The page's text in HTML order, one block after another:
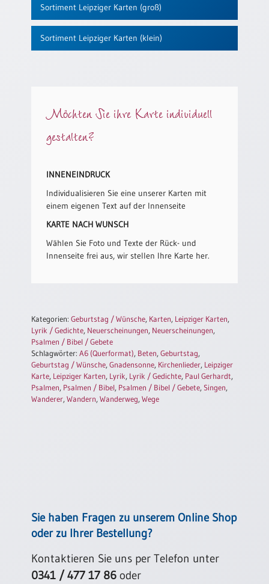
Eheschliessung
Hochzeitsjubiläum
Kirchen(wieder)eintritt
Urkunden
Poster
Neuerscheinungen
Einzelposter
Hefte
Jahreslosung
Broschüren
Urkundenscheine
Sortiment Leipziger Karten (groß)
Sortiment Leipziger Karten (klein)
Möchten Sie ihre Karte individuell
gestalten?
INNENEINDRUCK
Individualisieren Sie eine unserer Karten mit
einem eigenen Text auf der Innenseite
KARTE NACH WUNSCH
Wählen Sie Foto und Texte der Rück- und
Innenseite frei aus, wir stellen Ihre Karte her.
Kategorien:Geburtstag / Wünsche, Karten, Leipziger Karten,
Lyrik / Gedichte, Neuerscheinungen, Neuerscheinungen,
Psalmen / Bibel / Gebete
Schlagwörter:A6 (Querformat), Beten,Geburtstag,
Geburtstag / Wünsche,Gnadensonne, Kirchenlieder, Leipziger
Karte, Leipziger Karten, Lyrik, Lyrik / Gedichte, Paul Gerhardt,
Psalmen, Psalmen / Bibel, Psalmen / Bibel / Gebete, Singen,
Wanderer,Wandern,Wanderweg,Wege
Sie haben Fragen zu unserem Online Shop
oder zu Ihrer Bestellung?
Kontaktieren Sie uns per Telefon unter
0341 / 477 17 86 oder